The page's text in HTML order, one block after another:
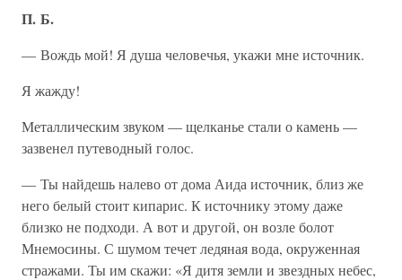
П. Б.
— Вождь мой! Я душа человечья, укажи мне источник.
Я жажду!
Металлическим звуком — щелканье стали о камень —
зазвенел путеводный голос.
— Ты найдешь налево от дома Аида источник, близ же
него белый стоит кипарис. К источнику этому даже
близко не подходи. А вот и другой, он возле болот
Мнемосины. С шумом течет ледяная вода, окруженная
стражами. Ты им скажи: «Я дитя земли и звездных небес,